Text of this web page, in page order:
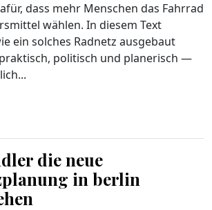
dass mehr Menschen das Fahrrad
wählen. In diesem Text
ein solches Radnetz ausgebaut
politisch und planerisch —
die neue
in berlin